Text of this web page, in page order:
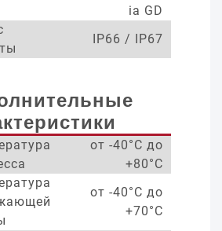
ia GD
IP66 / IP67
от -40°С до
+80°С
от -40°С до
+70°С